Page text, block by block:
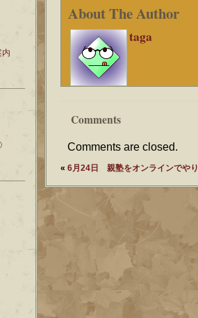
About The Author
taga
Comments
Comments are closed.
« 6月24日 親塾をオンラインでや